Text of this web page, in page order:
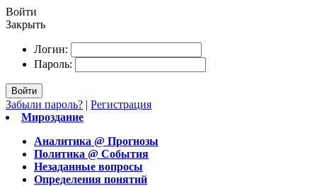
Войти
Закрыть
Логин:
Пароль:
Войти
Забыли пароль? | Регистрация
Мироздание
Аналитика @ Прогнозы
Политика @ События
Незаданные вопросы
Определения понятий